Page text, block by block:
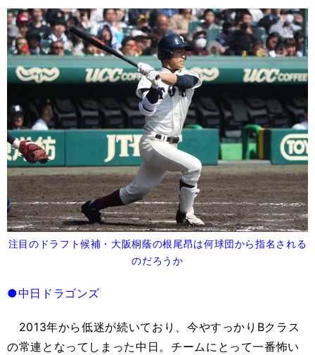
注目のドラフト候補・大阪桐蔭の根尾昂は何球団から指名される
のだろうか
●中日ドラゴンズ
2013年から低迷が続いており、今やすっかり Bクラス
の常連となってしまった中日。チームにとって一番怖い